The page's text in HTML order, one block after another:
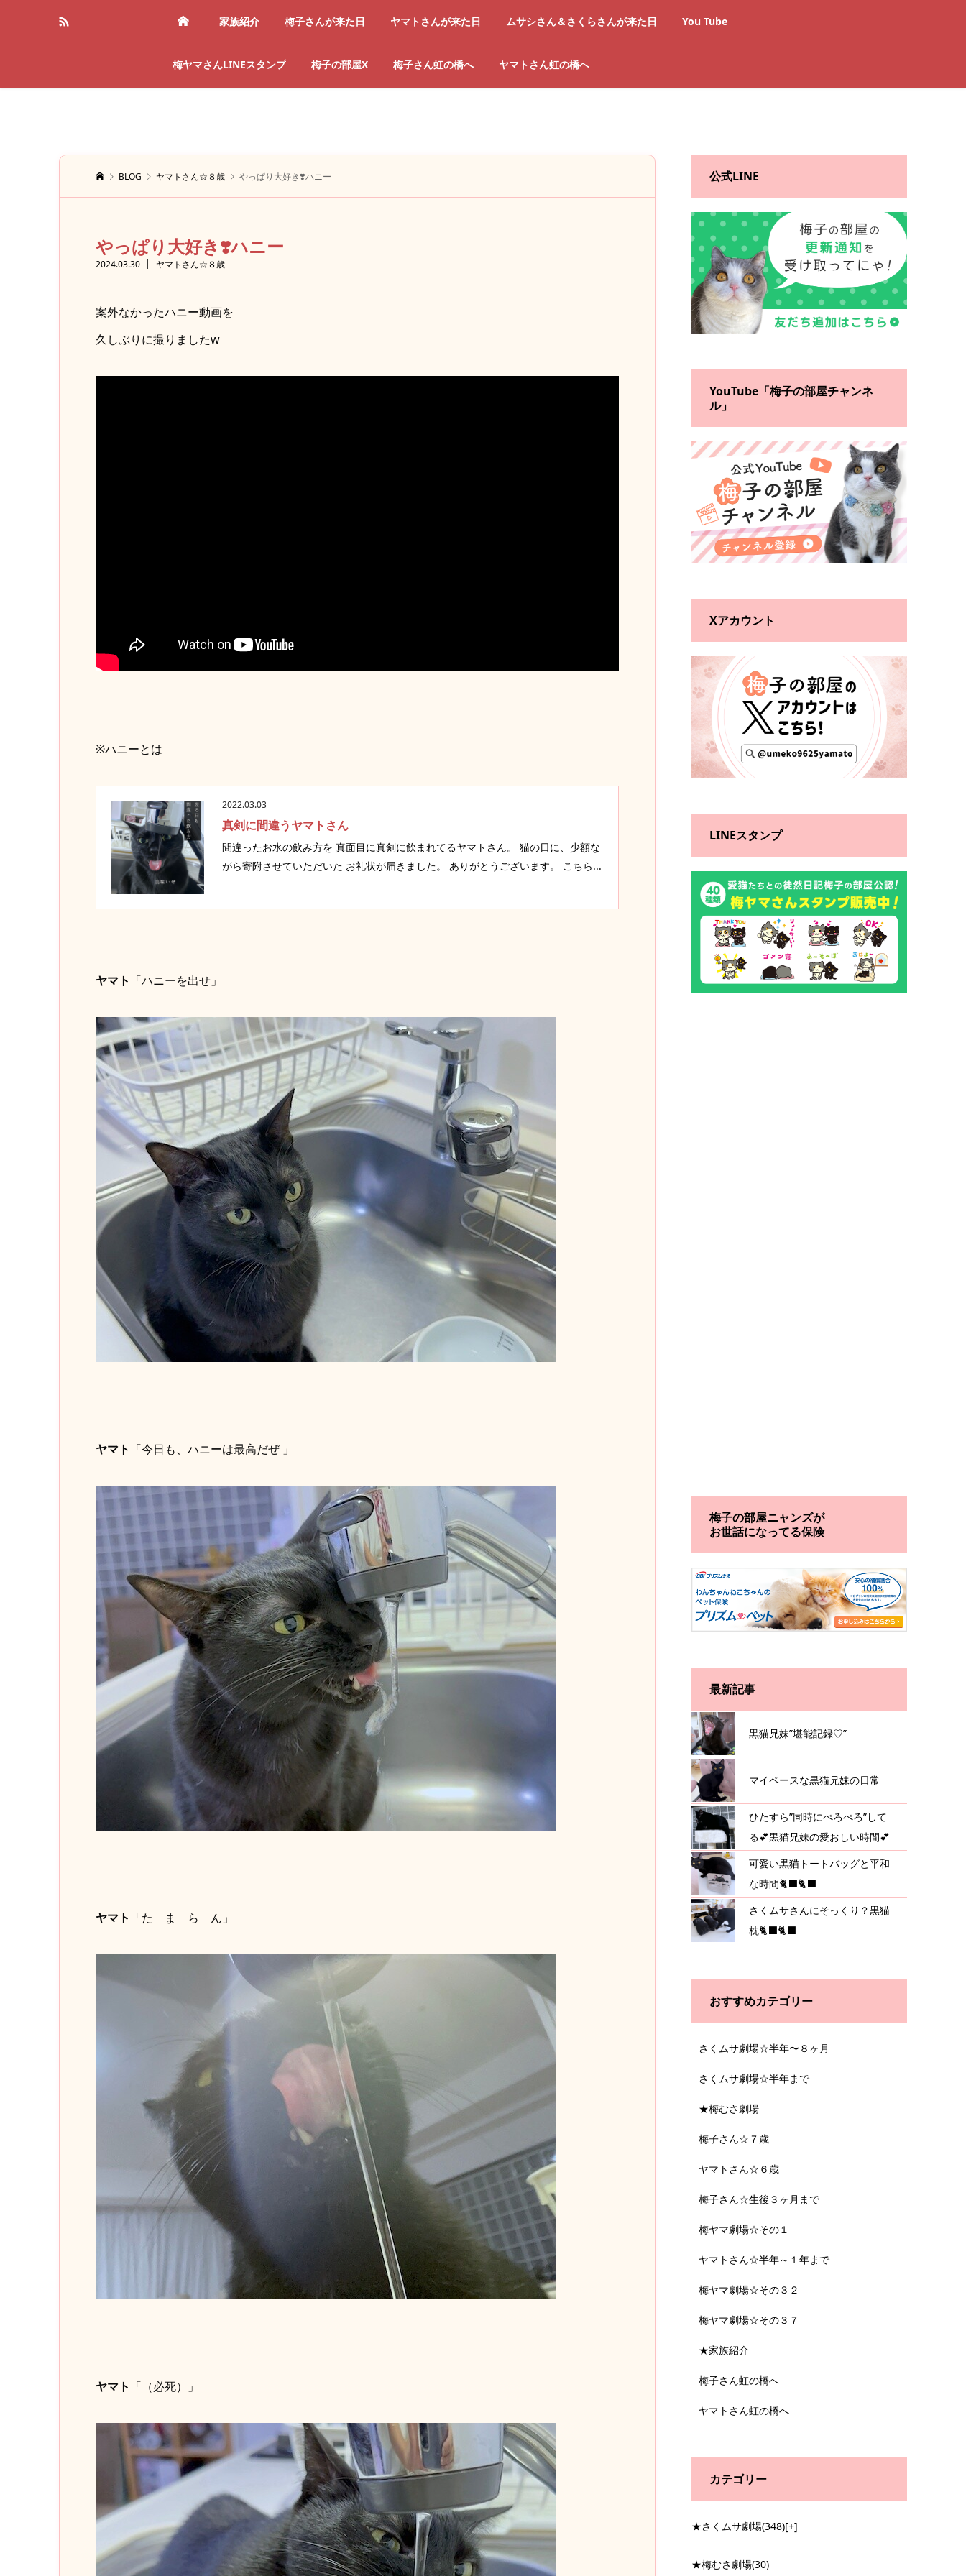
家族紹介 梅子さんが来た日 ヤマトさんが来た日 ムサシさん＆さくらさんが来た日 You Tube
梅ヤマさんLINEスタンプ 梅子の部屋X 梅子さん虹の橋へ ヤマトさん虹の橋へ
BLOG ヤマトさん☆８歳 やっぱり大好き❣️ハニー
やっぱり大好き❣️ハニー
2024.03.30 ヤマトさん☆８歳
案外なかったハニー動画を
久しぶりに撮りましたw
※ハニーとは
2022.03.03
真剣に間違うヤマトさん
間違ったお水の飲み方を 真面目に真剣に飲まれてるヤマトさん。 猫の日に、少額な
がら寄附させていただいた お礼状が届きました。 ありがとうございます。 こちら...
ヤマト 「ハニーを出せ」
ヤマト 「今日も、ハニーは最高だぜ 」
ヤマト 「た ま ら ん」
ヤマト 「（必死）」
公式LINE
YouTube「梅子の部屋チャンネ
ル」
Xアカウント
LINEスタンプ
梅子の部屋ニャンズが
お世話になってる保険
最新記事
黒猫兄妹”堪能記録♡”
マイペースな黒猫兄妹の日常
ひたすら”同時にぺろぺろ”して
る💕黒猫兄妹の愛おしい時間💕
可愛い黒猫トートバッグと平和
な時間🐈‍⬛🐈‍⬛
さくムサさんにそっくり？黒猫
枕🐈‍⬛🐈‍⬛
おすすめカテゴリー
さくムサ劇場☆半年〜８ヶ月
さくムサ劇場☆半年まで
★梅むさ劇場
梅子さん☆７歳
ヤマトさん☆６歳
梅子さん☆生後３ヶ月まで
梅ヤマ劇場☆その１
ヤマトさん☆半年～１年まで
梅ヤマ劇場☆その３２
梅ヤマ劇場☆その３７
★家族紹介
梅子さん虹の橋へ
ヤマトさん虹の橋へ
カテゴリー
★さくムサ劇場(348)[+]
★梅むさ劇場(30)